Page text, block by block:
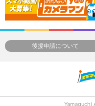
後援申請について
Yamaguchi